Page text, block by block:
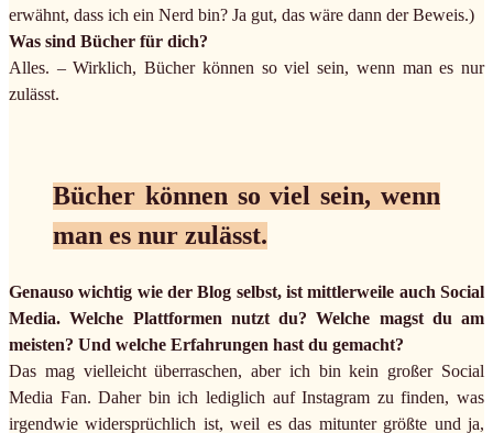
erwähnt, dass ich ein Nerd bin? Ja gut, das wäre dann der Beweis.)
Was sind Bücher für dich?
Alles. – Wirklich, Bücher können so viel sein, wenn man es nur
zulässt.
Bücher können so viel sein, wenn
man es nur zulässt.
Genauso wichtig wie der Blog selbst, ist mittlerweile auch Social
Media. Welche Plattformen nutzt du? Welche magst du am
meisten? Und welche Erfahrungen hast du gemacht?
Das mag vielleicht überraschen, aber ich bin kein großer Social
Media Fan. Daher bin ich lediglich auf Instagram zu finden, was
irgendwie widersprüchlich ist, weil es das mitunter größte und ja,